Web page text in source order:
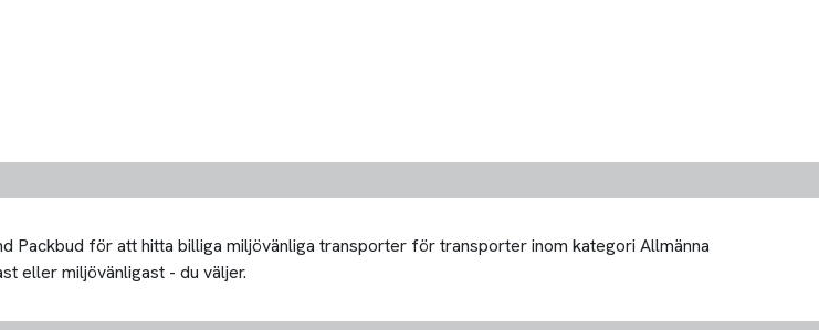
Packbud för att hitta billiga miljövänliga transporter för transporter inom kategori Allmänna
eller miljövänligast - du väljer.